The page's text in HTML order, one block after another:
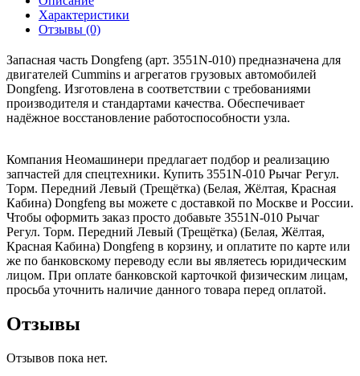
Характеристики
Отзывы (0)
Запасная часть Dongfeng (арт. 3551N-010) предназначена для
двигателей Cummins и агрегатов грузовых автомобилей
Dongfeng. Изготовлена в соответствии с требованиями
производителя и стандартами качества. Обеспечивает
надёжное восстановление работоспособности узла.
Компания Неомашинери предлагает подбор и реализацию
запчастей для спецтехники. Купить 3551N-010 Рычаг Регул.
Торм. Передний Левый (Трещётка) (Белая, Жёлтая, Красная
Кабина) Dongfeng вы можете с доставкой по Москве и России.
Чтобы оформить заказ просто добавьте 3551N-010 Рычаг
Регул. Торм. Передний Левый (Трещётка) (Белая, Жёлтая,
Красная Кабина) Dongfeng в корзину, и оплатите по карте или
же по банковскому переводу если вы являетесь юридическим
лицом. При оплате банковской карточкой физическим лицам,
просьба уточнить наличие данного товара перед оплатой.
Отзывы
Отзывов пока нет.